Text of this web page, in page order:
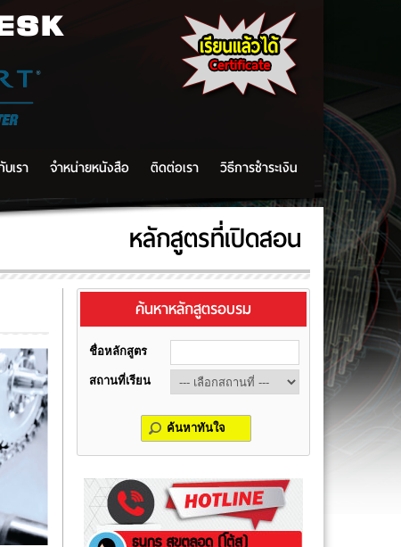
เรา จำหน่ายหนังสือ ติดต่อเรา
วิธีการชำระเงิน
หลักสูตรที่เปิดสอน
ค้นหาหลักสูตรอบรม
ชื่อหลักสูตร
สถานที่เรียน
ค้นหาทันใจ